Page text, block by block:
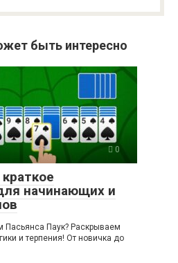
быть интересно
0
начинающих и
Пасьянса Паук? Раскрываем
и терпения! От новичка до